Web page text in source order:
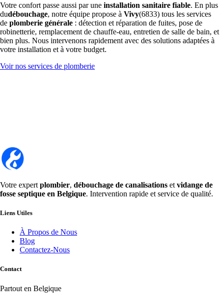
Votre confort passe aussi par une installation sanitaire fiable. En plus
dudébouchage, notre équipe propose à Vivy(6833) tous les services
de plomberie générale : détection et réparation de fuites, pose de
robinetterie, remplacement de chauffe-eau, entretien de salle de bain, et
bien plus. Nous intervenons rapidement avec des solutions adaptées à
votre installation et à votre budget.
Voir nos services de plomberie
Votre expert plombier, débouchage de canalisations et vidange de
fosse septique en Belgique. Intervention rapide et service de qualité.
Liens Utiles
À Propos de Nous
Blog
Contactez-Nous
Contact
Partout en Belgique